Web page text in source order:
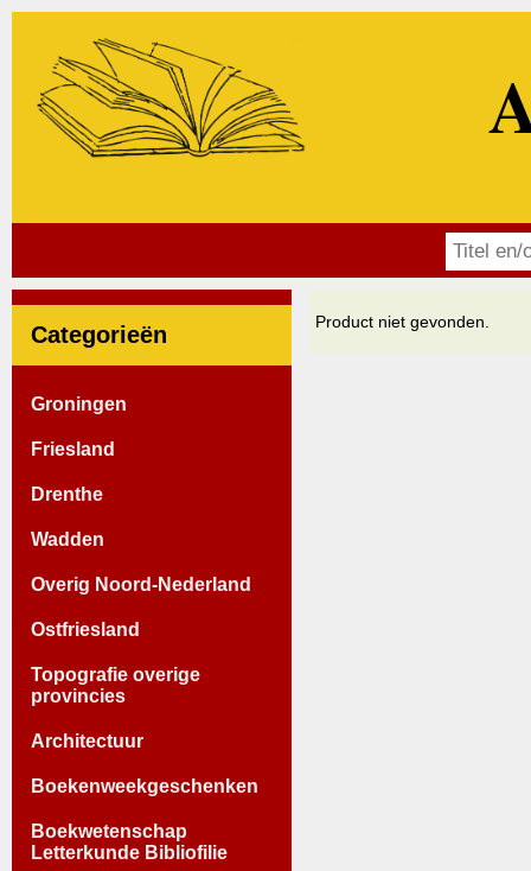
Categorieën
Groningen
Friesland
Drenthe
Wadden
Overig Noord-Nederland
Ostfriesland
Topografie overige
provincies
Architectuur
Boekenweekgeschenken
Boekwetenschap
Letterkunde Bibliofilie
Product niet gevonden.